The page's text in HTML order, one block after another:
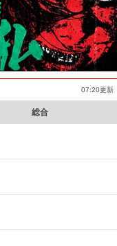
07:20更新
総合